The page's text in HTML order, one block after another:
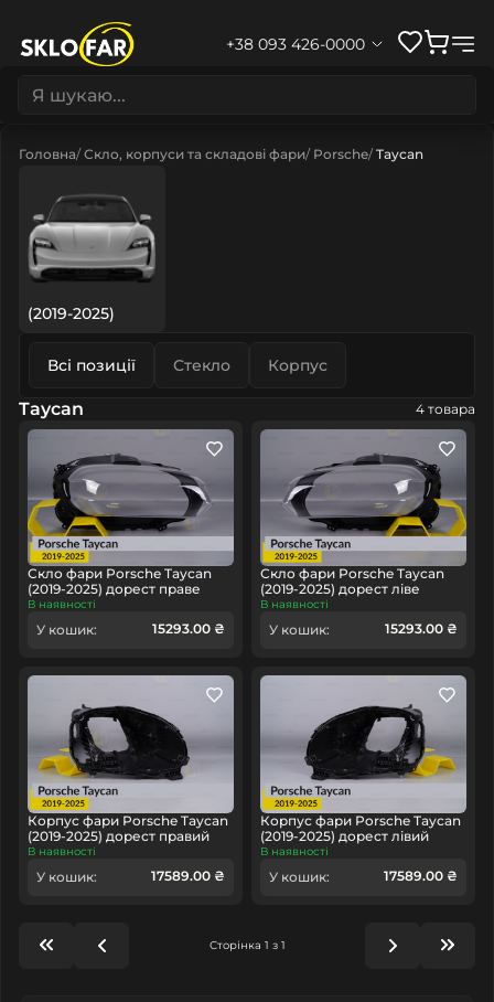
+38 093 426-0000
Головна Скло, корпуси та складові фари Porsche Taycan
(2019-2025)
Всі позиції Стекло Корпус
Taycan 4 товара
Скло фари Porsche Taycan
(2019-2025) дорест праве
В наявності
У кошик: 15293.00 ₴
Скло фари Porsche Taycan
(2019-2025) дорест ліве
В наявності
У кошик: 15293.00 ₴
Корпус фари Porsche Taycan
(2019-2025) дорест правий
В наявності
У кошик: 17589.00 ₴
Корпус фари Porsche Taycan
(2019-2025) дорест лівий
В наявності
У кошик: 17589.00 ₴
Сторінка 1 з 1